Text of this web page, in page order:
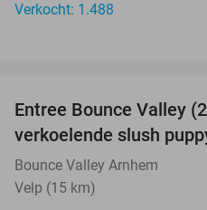
Verkocht: 1.488
Entree Bounce Valley
verkoelende slush
Bounce Valley Arnhem
Velp (15 km)